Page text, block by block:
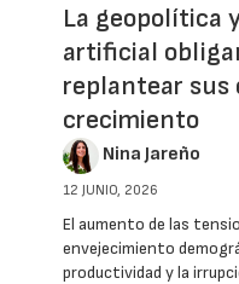
La geopolítica
artificial
replantear sus
crecimiento
Nina Jareño
12 JUNIO, 2026
El aumento de las
envejecimiento
productividad y la